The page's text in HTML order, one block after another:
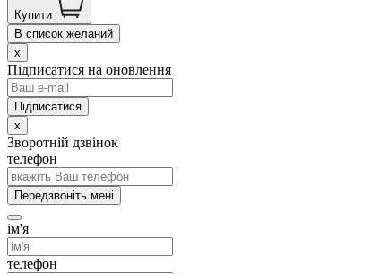
Купити
В список желаний
x
Підписатися на оновлення
x
Зворотній дзвінок
телефон
Передзвоніть мені
ім'я
телефон